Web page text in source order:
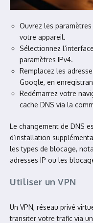
Ouvrez les
votre appareil.
Sélectionnez
paramètres IPv4.
Remplacez les
Google, en
Redémarrez votre
cache DNS via la
Le changement de DNS
d’installation
les types de blocage,
adresses IP ou les
Utiliser un VPN
Un VPN, réseau privé
transiter votre trafic via